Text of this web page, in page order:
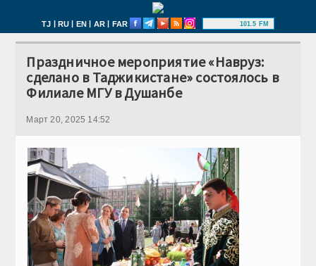
TJ | RU | EN | AR | FAR 101.5 FM
Праздничное мероприятие «Навруз:
сделано в Таджикистане» состоялось в
Филиале МГУ в Душанбе
Март 20, 2025 14:52